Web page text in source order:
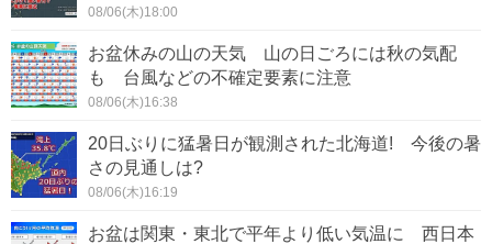
08/06(木)18:00
お盆休みの山の天気 山の日ごろには秋の気配
も 台風などの不確定要素に注意
08/06(木)16:38
20日ぶりに猛暑日が観測された北海道! 今後の暑
さの見通しは?
08/06(木)16:19
お盆は関東・東北で平年より低い気温に 西日本